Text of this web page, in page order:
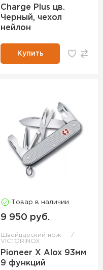
Charge Plus цв.
Черный, чехол
нейлон
Купить
Товар в наличии
9 950 руб.
Швейцарский нож
VICTORINOX
Pioneer X Alox 93мм
9 функций